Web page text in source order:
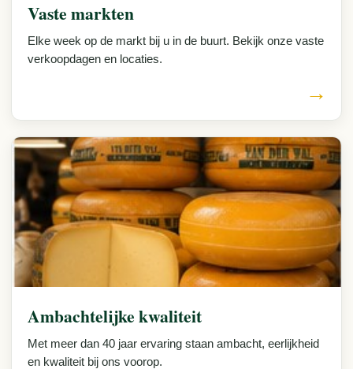
Vaste markten
Elke week op de markt bij u in de buurt. Bekijk onze vaste
verkoopdagen en locaties.
→
Ambachtelijke kwaliteit
Met meer dan 40 jaar ervaring staan ambacht, eerlijkheid
en kwaliteit bij ons voorop.